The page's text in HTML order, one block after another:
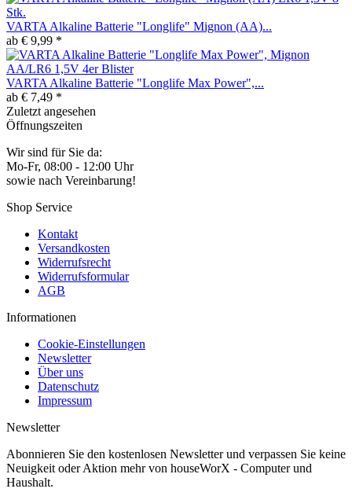
VARTA Alkaline Batterie "Longlife" Mignon (AA)...
ab € 9,99 *
VARTA Alkaline Batterie "Longlife Max Power",...
ab € 7,49 *
Zuletzt angesehen
Öffnungszeiten
Wir sind für Sie da:
Mo-Fr, 08:00 - 12:00 Uhr
sowie nach Vereinbarung!
Shop Service
Kontakt
Versandkosten
Widerrufsrecht
Widerrufsformular
AGB
Informationen
Cookie-Einstellungen
Newsletter
Über uns
Datenschutz
Impressum
Newsletter
Abonnieren Sie den kostenlosen Newsletter und verpassen Sie keine
Neuigkeit oder Aktion mehr von houseWorX - Computer und
Haushalt.